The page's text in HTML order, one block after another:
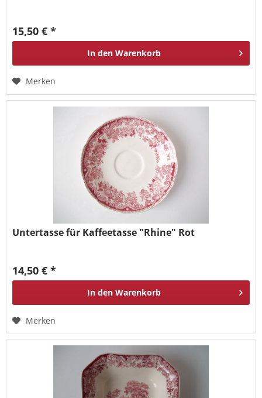
15,50 € *
In den Warenkorb
Merken
Untertasse für Kaffeetasse "Rhine" Rot
14,50 € *
In den Warenkorb
Merken